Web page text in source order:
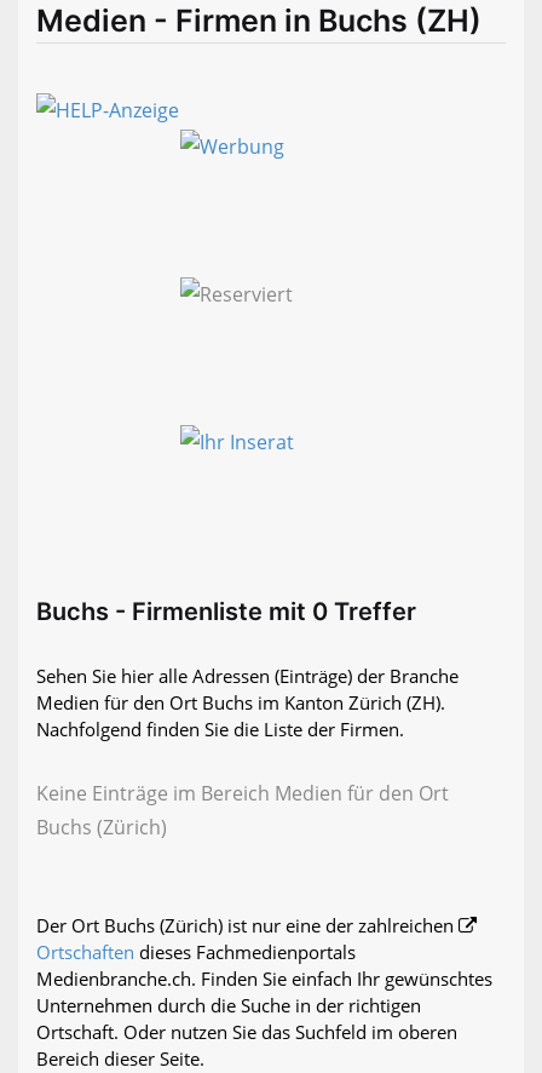
Medien - Firmen in Buchs (ZH)
Buchs - Firmenliste mit 0 Treffer
Sehen Sie hier alle Adressen (Einträge) der Branche
Medien für den Ort Buchs im Kanton Zürich (ZH).
Nachfolgend finden Sie die Liste der Firmen.
Keine Einträge im Bereich Medien für den Ort
Buchs (Zürich)
Der Ort Buchs (Zürich) ist nur eine der zahlreichen
Ortschaften dieses Fachmedienportals
Medienbranche.ch. Finden Sie einfach Ihr gewünschtes
Unternehmen durch die Suche in der richtigen
Ortschaft. Oder nutzen Sie das Suchfeld im oberen
Bereich dieser Seite.